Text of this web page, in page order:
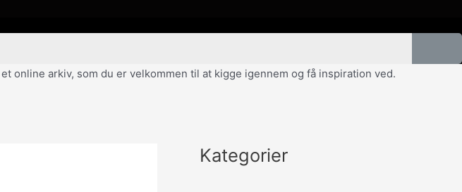
online arkiv, som du er velkommen til at kigge igennem og få inspiration ved.
Kategorier